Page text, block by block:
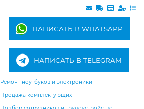
НАПИСАТЬ В WHATSAPP
НАПИСАТЬ В TELEGRAM
Ремонт ноутбуков и электроники
Продажа комплектующих